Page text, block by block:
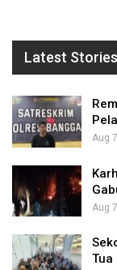
Latest Stories
Aug
Aug
Tua